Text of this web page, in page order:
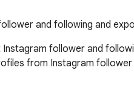
and following and
follower and
from Instagram